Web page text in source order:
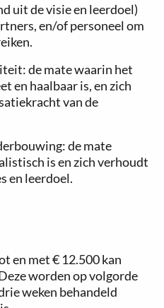
uit de visie en leerdoel)
en/of personeel om
de mate waarin het
en haalbaar is, en zich
van de
de mate
is en zich verhoudt
en leerdoel.
en met € 12.500 kan
worden op volgorde
weken behandeld